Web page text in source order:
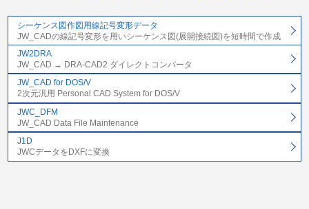
シーケンス図作図用線記号変形データ
JW_CADの線記号変形を用いシーケンス図(展開接続図)を短時間で作成
JW2DRA
JW_CAD → DRA-CAD2 ダイレクトコンバータ
JW_CAD for DOS/V
2次元汎用 Personal CAD System for DOS/V
JWC_DFM
JW_CAD Data File Maintenance
J1D
JWCデータをDXFに変換